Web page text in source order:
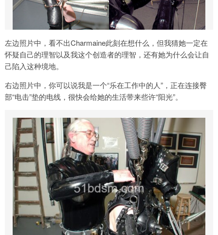
左边照片中，看不出Charmaine此刻在想什么，但我猜她一定在
怀疑自己的理智以及我这个创造者的理智，还有她为什么会让自
己陷入这种境地。
右边照片中，你可以说我是一个“乐在工作中的人”，正在连接臀
部“电击”垫的电线，很快会给她的生活带来些许“阳光”。